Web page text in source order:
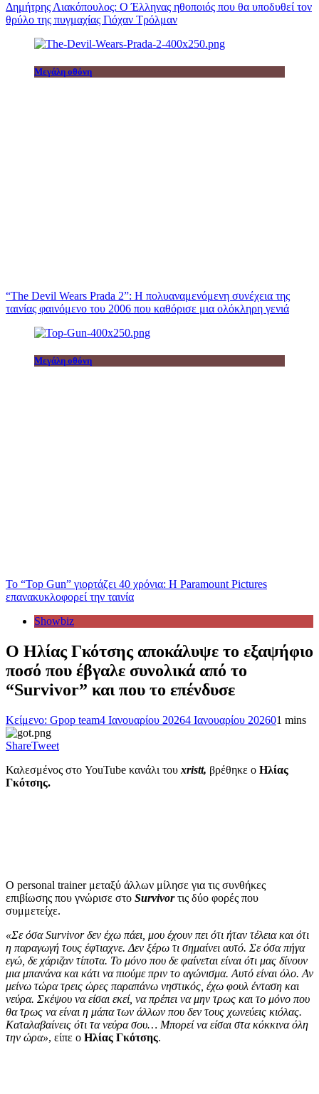
Δημήτρης Λιακόπουλος: Ο Έλληνας ηθοποιός που θα υποδυθεί τον
θρύλο της πυγμαχίας Γιόχαν Τρόλμαν
Μεγάλη οθόνη
“The Devil Wears Prada 2”: Η πολυαναμενόμενη συνέχεια της
ταινίας φαινόμενο του 2006 που καθόρισε μια ολόκληρη γενιά
Μεγάλη οθόνη
Το “Top Gun” γιορτάζει 40 χρόνια: Η Paramount Pictures
επανακυκλοφορεί την ταινία
Showbiz
Ο Ηλίας Γκότσης αποκάλυψε το εξαψήφιο
ποσό που έβγαλε συνολικά από το
“Survivor” και που το επένδυσε
Κείμενο: Gpop team4 Ιανουαρίου 20264 Ιανουαρίου 202601 mins
ShareTweet
Καλεσμένος στο YouTube κανάλι του xristt, βρέθηκε ο Ηλίας
Γκότσης.
O personal trainer μεταξύ άλλων μίλησε για τις συνθήκες
επιβίωσης που γνώρισε στο Survivorτις δύο φορές που
συμμετείχε.
«Σε όσα Survivor δεν έχω πάει, μου έχουν πει ότι ήταν τέλεια και ότι
η παραγωγή τους έφτιαχνε. Δεν ξέρω τι σημαίνει αυτό. Σε όσα πήγα
εγώ, δε χάριζαν τίποτα. Το μόνο που δε φαίνεται είναι ότι μας δίνουν
μια μπανάνα και κάτι να πιούμε πριν το αγώνισμα. Αυτό είναι όλο. Αν
μείνω τώρα τρεις ώρες παραπάνω νηστικός, έχω φουλ ένταση και
νεύρα. Σκέψου να είσαι εκεί, να πρέπει να μην τρως και το μόνο που
θα τρως να είναι η μάπα των άλλων που δεν τους χωνεύεις κιόλας.
Καταλαβαίνεις ότι τα νεύρα σου… Μπορεί να είσαι στα κόκκινα όλη
την ώρα», είπε ο Ηλίας Γκότσης.